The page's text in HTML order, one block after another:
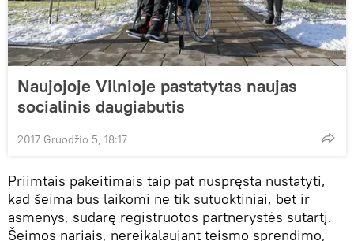
Naujojoje Vilnioje pastatytas naujas
socialinis daugiabutis
2017 Gruodžio 5, 18:17
Priimtais pakeitimais taip pat nuspręsta nustatyti,
kad šeima bus laikomi ne tik sutuoktiniai, bet ir
asmenys, sudarę registruotos partnerystės sutartį.
Šeimos nariais, nereikalaujant teismo sprendimo,